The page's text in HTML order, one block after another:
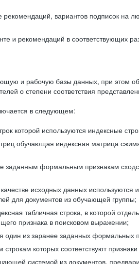
вариантов подписок на
и рекомендаций в
и рабочую базы данных, при этом
о степени соответствия
в следующем:
которой используются индексные
обучающая индексная матрица
заданным формальным признакам
исходных данных используются
для документов из обучающей группы;
табличная строка, в которой
признака в поисковом выражении;
один из заранее заданных
которых соответствуют
системой из документов,